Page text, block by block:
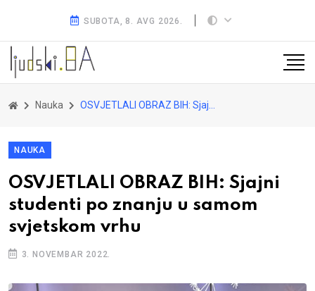
SUBOTA, 8. AVG 2026.
Nauka OSVJETLALI OBRAZ BIH: Sjajni studenti po znanju u samom svjetskom vrhu
NAUKA
OSVJETLALI OBRAZ BIH: Sjajni
studenti po znanju u samom
svjetskom vrhu
3. NOVEMBAR 2022.